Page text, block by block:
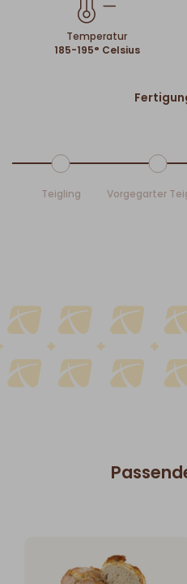
Temperatur
185-195° Celsius
Teigling Vorgegarter